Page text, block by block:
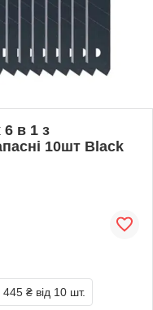
6 в 1 з
10шт Black
445 ₴ від 10 шт.